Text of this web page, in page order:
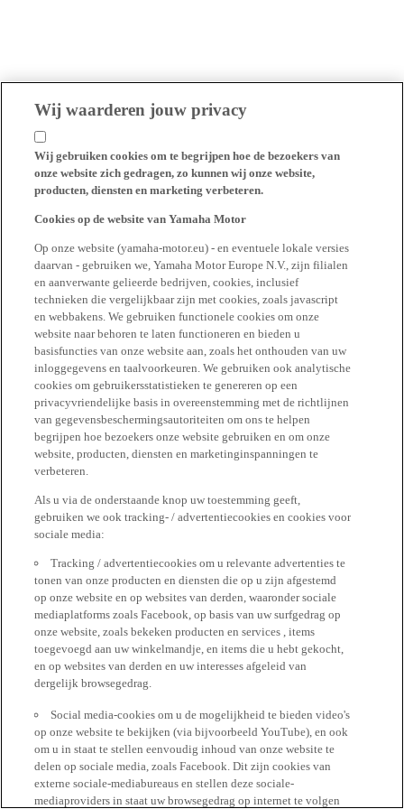
Wij waarderen jouw privacy
Wij gebruiken cookies om te begrijpen hoe de bezoekers van
onze website zich gedragen, zo kunnen wij onze website,
producten, diensten en marketing verbeteren.
Cookies op de website van Yamaha Motor
Op onze website (yamaha-motor.eu) - en eventuele lokale versies
daarvan - gebruiken we, Yamaha Motor Europe N.V., zijn filialen
en aanverwante gelieerde bedrijven, cookies, inclusief
technieken die vergelijkbaar zijn met cookies, zoals javascript
en webbakens. We gebruiken functionele cookies om onze
website naar behoren te laten functioneren en bieden u
basisfuncties van onze website aan, zoals het onthouden van uw
inloggegevens en taalvoorkeuren. We gebruiken ook analytische
cookies om gebruikersstatistieken te genereren op een
privacyvriendelijke basis in overeenstemming met de richtlijnen
van gegevensbeschermingsautoriteiten om ons te helpen
begrijpen hoe bezoekers onze website gebruiken en om onze
website, producten, diensten en marketinginspanningen te
verbeteren.
Als u via de onderstaande knop uw toestemming geeft,
gebruiken we ook tracking- / advertentiecookies en cookies voor
sociale media:
Tracking / advertentiecookies om u relevante advertenties te
tonen van onze producten en diensten die op u zijn afgestemd
op onze website en op websites van derden, waaronder sociale
mediaplatforms zoals Facebook, op basis van uw surfgedrag op
onze website, zoals bekeken producten en services , items
toegevoegd aan uw winkelmandje, en items die u hebt gekocht,
en op websites van derden en uw interesses afgeleid van
dergelijk browsegedrag.
Social media-cookies om u de mogelijkheid te bieden video's
op onze website te bekijken (via bijvoorbeeld YouTube), en ook
om u in staat te stellen eenvoudig inhoud van onze website te
delen op sociale media, zoals Facebook. Dit zijn cookies van
externe sociale-mediabureaus en stellen deze sociale-
mediaproviders in staat uw browsegedrag op internet te volgen